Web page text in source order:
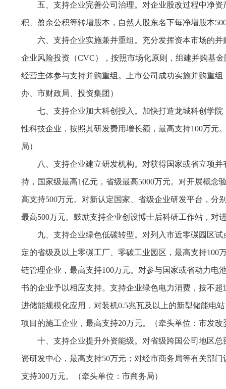
五、支持企业完善公司治理。对企业股改过程中净
积、盈余公积等转增股本，自然人股东名下每净增股本
六、支持企业实施兼并重组。充分发挥资本市场的
企业风险投资（CVC），按照市场化原则，组建并购基
经营主体参与支持并购重组。上市公司成功实施并购重
办、市财政局、投资集团）
七、支持企业加大科创投入。加快打造龙城科创学
性科技企业，按照其研发费用增长额，最高支持100万元
局）
八、支持企业建立研发机构。对获得国家或省立项
持，国家级最高1亿元，省级最高5000万元。对开展概
高支持500万元。对新认定国家、省级企业研发平台，分
最高500万元。鼓励支持企业创设博士后科研工作站，对
九、支持企业绿色低碳转型。对列入市近零碳园区
定的省级及以上零碳工厂、零碳工业园区，最高支持
链管理企业，最高支持100万元。对参与国家或省动力
书的企业予以相应支持。支持企业绿色电力消费，按不
进储能规模化应用，对装机0.5兆瓦及以上的新型储能电
项目的施工企业，最高支持20万元。（牵头单位：市发
十、支持企业提升外资能级。对省级跨国公司地区
资研发中心，最高支持50万元；对经市商务局等有关部
支持300万元。（牵头单位：市商务局）